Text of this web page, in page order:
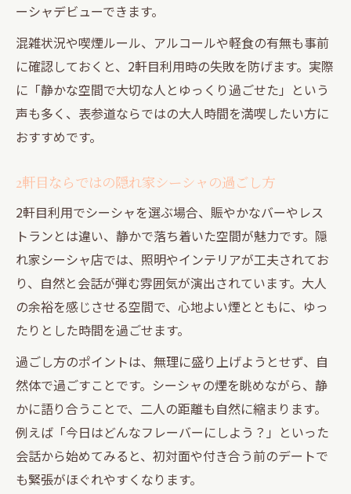
ーシャデビューできます。
混雑状況や喫煙ルール、アルコールや軽食の有無も事前
に確認しておくと、2軒目利用時の失敗を防げます。実際
に「静かな空間で大切な人とゆっくり過ごせた」という
声も多く、表参道ならではの大人時間を満喫したい方に
おすすめです。
2軒目ならではの隠れ家シーシャの過ごし方
2軒目利用でシーシャを選ぶ場合、賑やかなバーやレス
トランとは違い、静かで落ち着いた空間が魅力です。隠
れ家シーシャ店では、照明やインテリアが工夫されてお
り、自然と会話が弾む雰囲気が演出されています。大人
の余裕を感じさせる空間で、心地よい煙とともに、ゆっ
たりとした時間を過ごせます。
過ごし方のポイントは、無理に盛り上げようとせず、自
然体で過ごすことです。シーシャの煙を眺めながら、静
かに語り合うことで、二人の距離も自然に縮まります。
例えば「今日はどんなフレーバーにしよう？」といった
会話から始めてみると、初対面や付き合う前のデートで
も緊張がほぐれやすくなります。